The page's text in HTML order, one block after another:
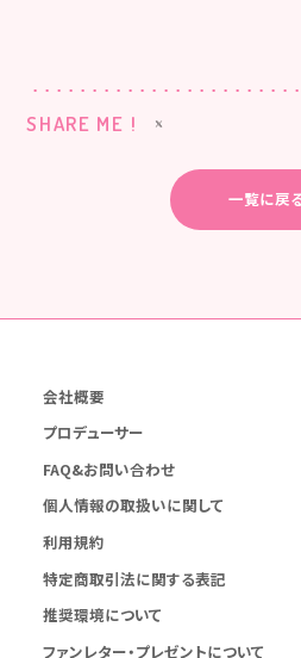
SHARE ME !
一覧に戻
会社概要
プロデューサー
FAQ&お問い合わせ
個人情報の取扱いに関して
利用規約
特定商取引法に関する表記
推奨環境について
ファンレター・プレゼントについて